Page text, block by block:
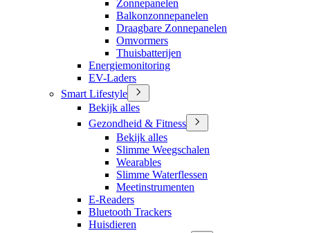
Zonnepanelen
Balkonzonnepanelen
Draagbare Zonnepanelen
Omvormers
Thuisbatterijen
Energiemonitoring
EV-Laders
Smart Lifestyle
Bekijk alles
Gezondheid & Fitness
Bekijk alles
Slimme Weegschalen
Wearables
Slimme Waterflessen
Meetinstrumenten
E-Readers
Bluetooth Trackers
Huisdieren